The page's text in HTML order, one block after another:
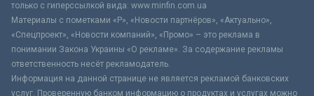
только с гиперссылкой вида: www.minfin.com.ua
Материалы с пометками «Р», «Новости партнёров», «Актуально»,
«Спецпроект», «Новости компаний», «Промо» – это реклама в
понимании Закона Украины «О рекламе». За содержание рекламы
ответственность несёт рекламодатель.
Информация на данной странице не является рекламой банковских
услуг. Проверенную банком информацию о продуктах и услугах можно